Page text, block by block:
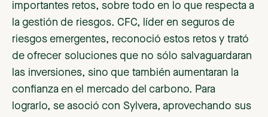
importantes retos, sobre todo en lo que respecta a
la gestión de riesgos. CFC, líder en seguros de
riesgos emergentes, reconoció estos retos y trató
de ofrecer soluciones que no sólo salvaguardaran
las inversiones, sino que también aumentaran la
confianza en el mercado del carbono. Para
lograrlo, se asoció con Sylvera, aprovechando sus